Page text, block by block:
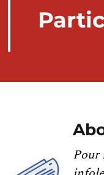
Pour